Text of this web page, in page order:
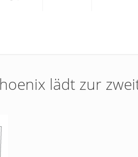
lädt zur